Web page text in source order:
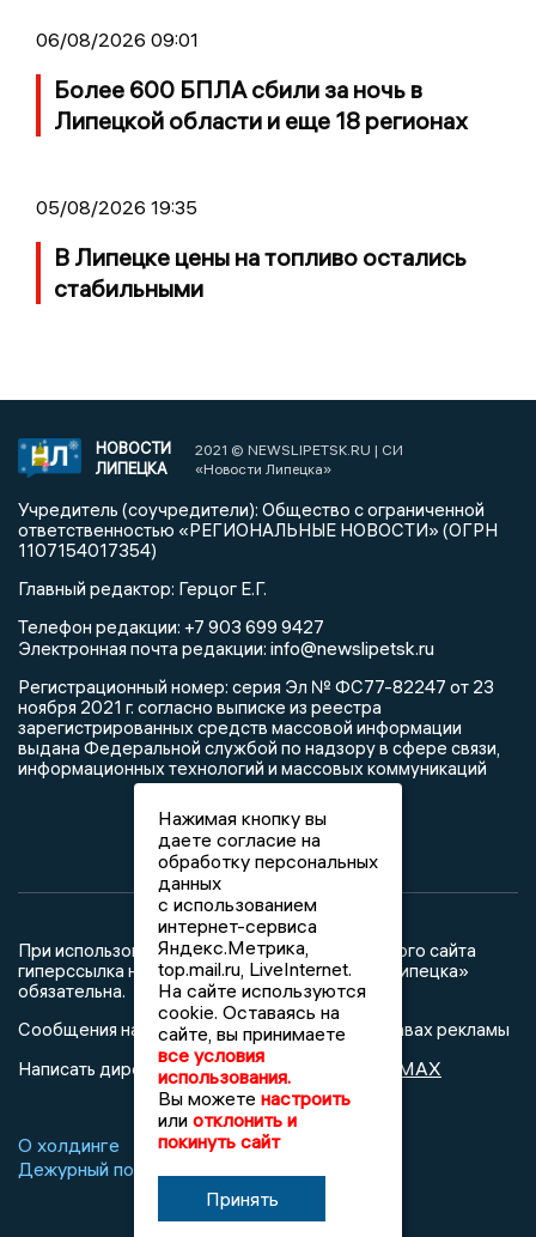
06/08/2026 09:01
Более 600 БПЛА сбили за ночь в
Липецкой области и еще 18 регионах
05/08/2026 19:35
В Липецке цены на топливо остались
стабильными
НОВОСТИ
ЛИПЕЦКА
2021 © NEWSLIPETSK.RU | СИ
«Новости Липецка»
Учредитель (соучредители): Общество с ограниченной
ответственностью «РЕГИОНАЛЬНЫЕ НОВОСТИ» (ОГРН
1107154017354)
Главный редактор: Герцог Е.Г.
Телефон редакции: +7 903 699 9427
Электронная почта редакции: info@newslipetsk.ru
Регистрационный номер: серия Эл № ФС77-82247 от 23
ноября 2021 г. согласно выписке из реестра
зарегистрированных средств массовой информации
выдана Федеральной службой по надзору в сфере связи,
информационных технологий и массовых коммуникаций
При использовании любого материала с данного сайта
гиперссылка на Сетевое издание «Новости Липецка»
обязательна.
Сообщения на сером фоне размещены на правах рекламы
Написать директору в телеграм
MAX
О холдинге Вакансии
Реклама
Дежурный по новостям
Нажимая кнопку вы
даете согласие на
обработку персональных
данных
с использованием
интернет-сервиса
Яндекс.Метрика,
top.mail.ru, LiveInternet.
На сайте используются
cookie. Оставаясь на
сайте, вы принимаете
все условия
использования.
Вы можете настроить
или отклонить и
покинуть сайт
Принять